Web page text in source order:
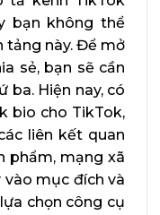
bạn không thể
tảng này. Để mở
sẻ, bạn sẽ cần
ba. Hiện nay, có
bio cho TikTok,
liên kết quan
phẩm, mạng xã
vào mục đích và
chọn công cụ